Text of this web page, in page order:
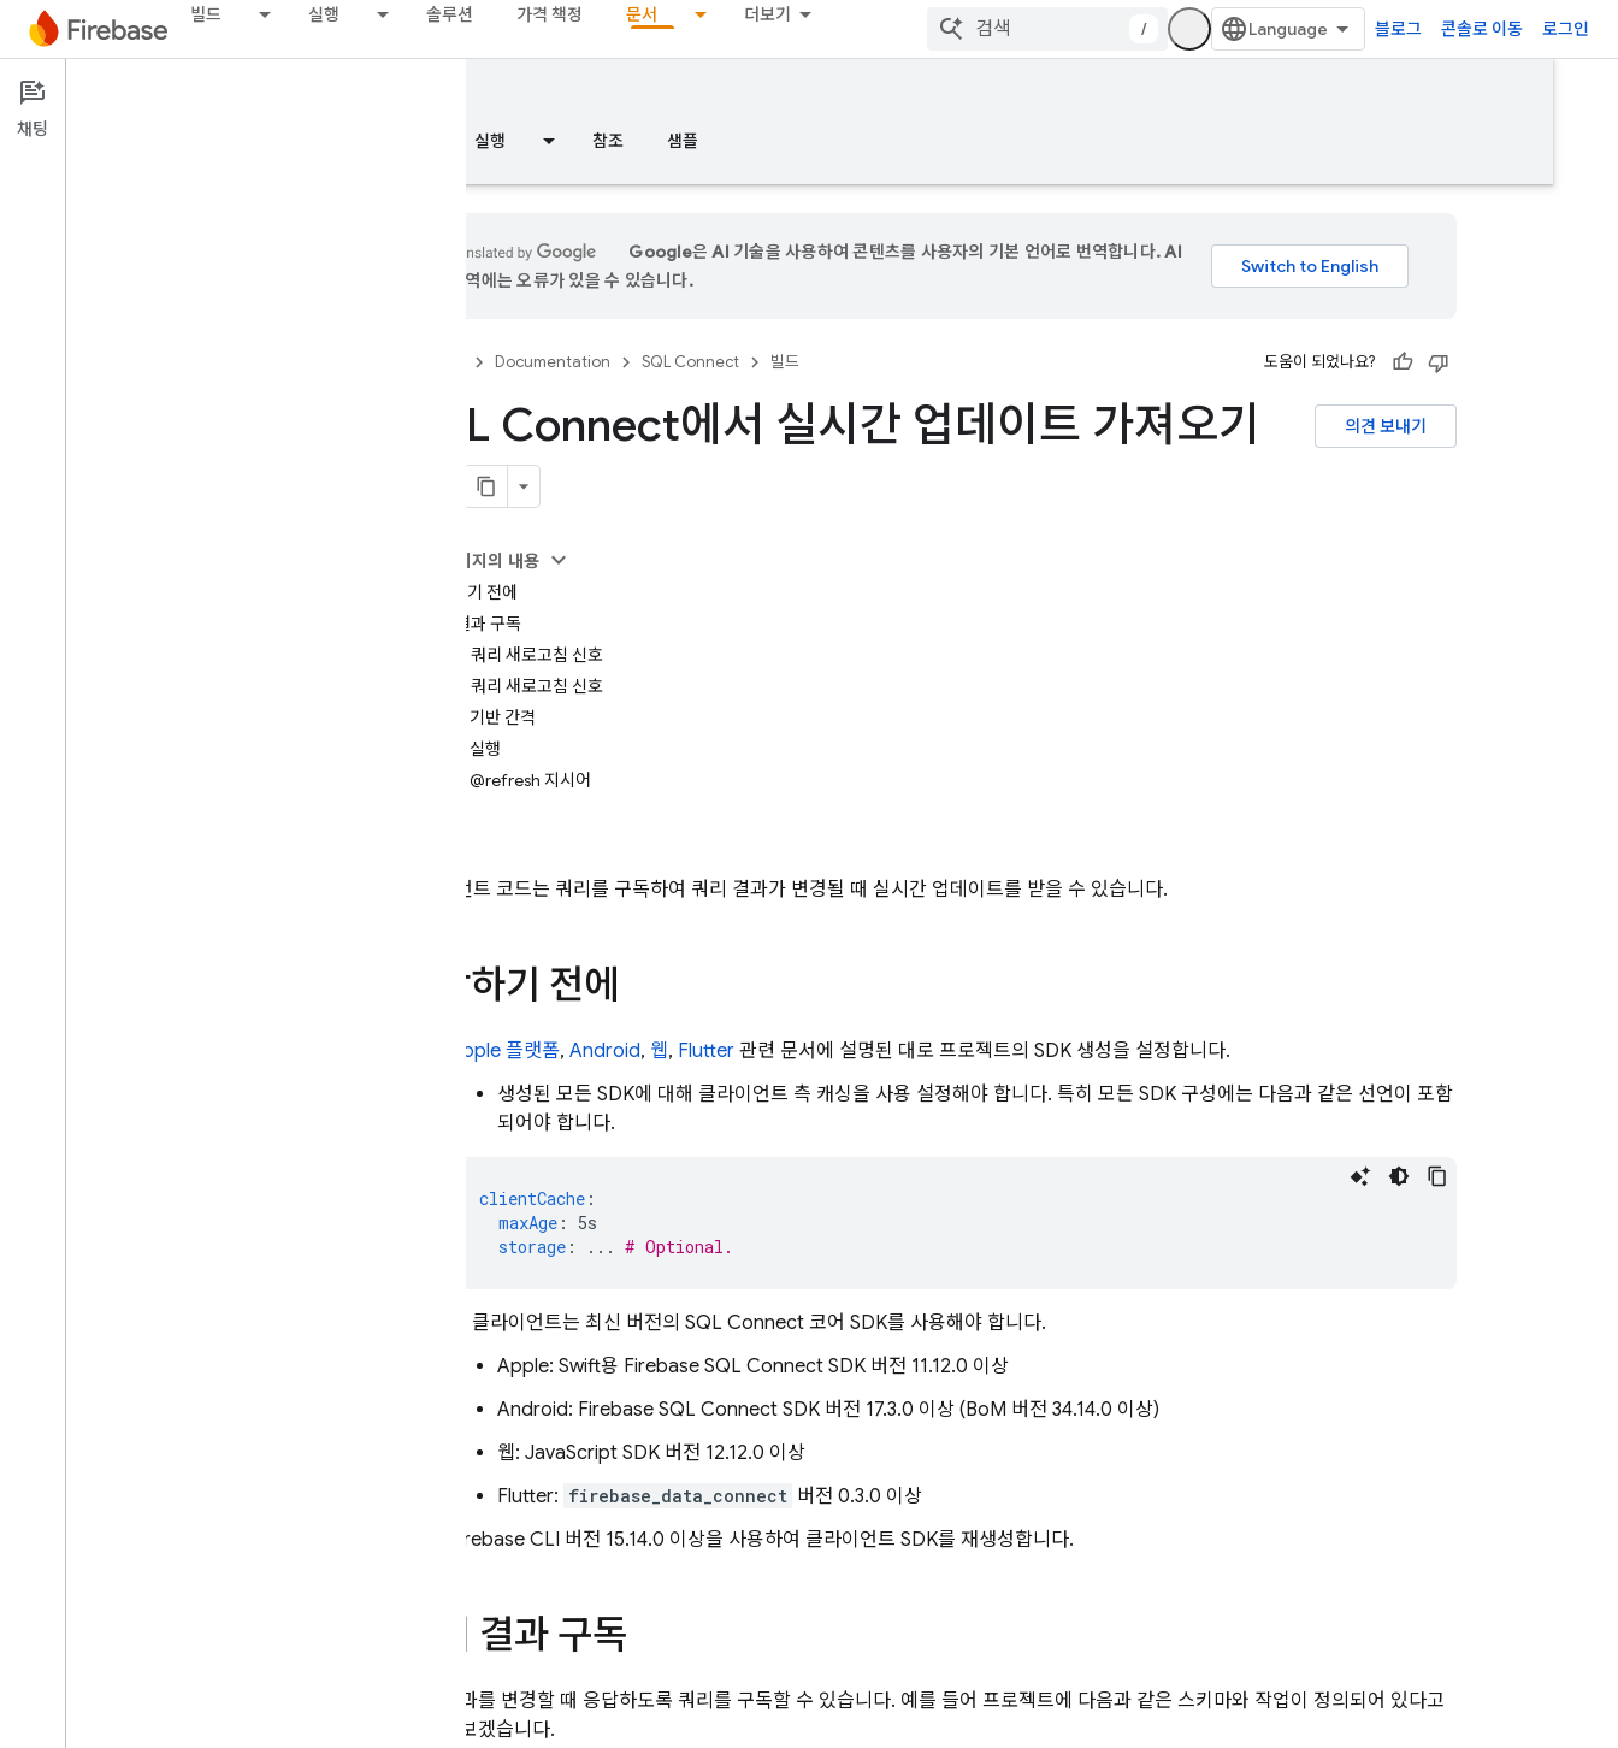
빌드 실행 솔루션 가격 책정 문서 더보기
/ 블로그 콘솔로 이동 로그인
Documentation
개요 실행 참조 샘플
Google은 AI 기술을 사용하여 콘텐츠를 사용자의 기본 언어로 번역합니다. AI
번역에는 오류가 있을 수 있습니다.
Documentation SQL Connect 빌드 도움이 되었나요?
의견 보내기
SQL Connect에서 실시간 업데이트 가져오기
이 페이지의 내용
시작하기 전에
쿼리 결과 구독
암시적 쿼리 새로고침 신호
명시적 쿼리 새로고침 신호
시간 기반 간격
변이 실행
여러 @refresh 지시어
클라이언트 코드는 쿼리를 구독하여 쿼리 결과가 변경될 때 실시간 업데이트를 받을 수 있습니다.
시작하기 전에
Apple 플랫폼, Android, 웹, Flutter 관련 문서에 설명된 대로 프로젝트의 SDK 생성을 설정합니다.
생성된 모든 SDK에 대해 클라이언트 측 캐싱을 사용 설정해야 합니다. 특히 모든 SDK 구성에는 다음과 같은 선언이 포함
되어야 합니다.
clientCache :
maxAge :
5s
storage : ... # Optional.
앱 클라이언트는 최신 버전의 SQL Connect 코어 SDK를 사용해야 합니다.
Apple: Swift용 Firebase SQL Connect SDK 버전 11.12.0 이상
Android: Firebase SQL Connect SDK 버전 17.3.0 이상 (BoM 버전 34.14.0 이상)
웹: JavaScript SDK 버전 12.12.0 이상
Flutter: firebase_data_connect 버전 0.3.0 이상
Firebase CLI 버전 15.14.0 이상을 사용하여 클라이언트 SDK를 재생성합니다.
쿼리 결과 구독
쿼리 결과를 변경할 때 응답하도록 쿼리를 구독할 수 있습니다. 예를 들어 프로젝트에 다음과 같은 스키마와 작업이 정의되어 있다고
가정해 보겠습니다.
채팅